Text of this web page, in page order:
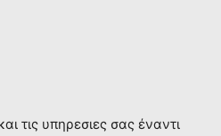
τις υπηρεσιες σας έναντι